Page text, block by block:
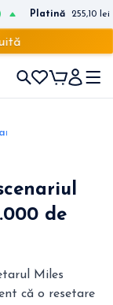
Platină 255,10 lei
reevaluării
de
Miles
că o resetare